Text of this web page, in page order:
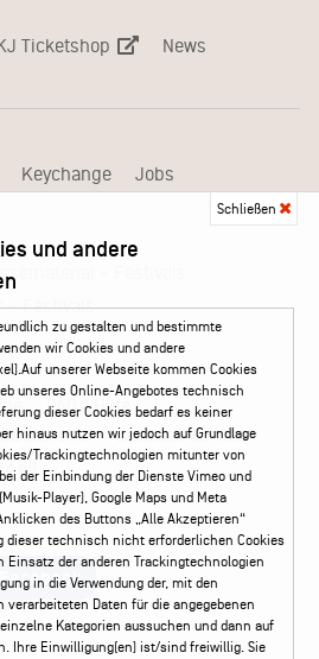
Ticketshop
News
Keychange Jobs
– Festivals
– Festivals
FAQ / Hilfe
Gutscheine
Callback-Service
60
Schließen
und andere
zu gestalten und bestimmte
wir Cookies und andere
unserer Webseite kommen Cookies
unseres Online-Angebotes technisch
dieser Cookies bedarf es keiner
hinaus nutzen wir jedoch auf Grundlage
Trackingtechnologien mitunter von
der Einbindung der Dienste Vimeo und
Player), Google Maps und Meta
des Buttons „Alle Akzeptieren“
dieser technisch nicht erforderlichen Cookies
Einsatz der anderen Trackingtechnologien
in die Verwendung der, mit den
Daten für die angegebenen
Kategorien aussuchen und dann auf
Ihre Einwilligung(en) ist/sind freiwillig. Sie